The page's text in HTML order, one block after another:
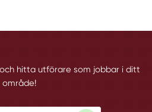
hitta utförare som jobbar i ditt
område!